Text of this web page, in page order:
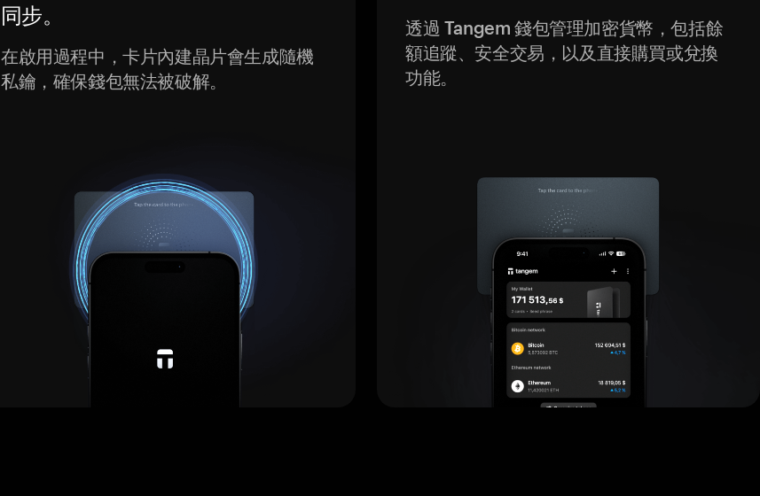
同步。
在啟用過程中，卡片內建晶片會生成隨機
私鑰，確保錢包無法被破解。
透過 Tangem 錢包管理加密貨幣，包括餘
額追蹤、安全交易，以及直接購買或兌換
功能。